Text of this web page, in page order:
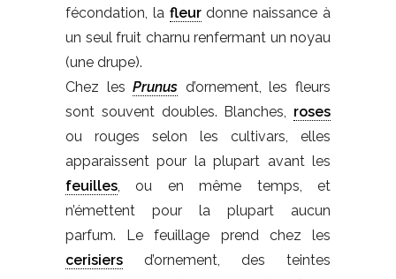
fécondation, la fleurdonne naissance à
un seul fruit charnu renfermant un noyau
(une drupe).
Chez lesPrunus d’ornement, les fleurs
sont souvent doubles. Blanches, roses
ou rouges selon les cultivars, elles
apparaissent pour la plupart avant les
feuilles, ou en même temps, et
n’émettent pour la plupart aucun
parfum. Le feuillage prend chez les
cerisiers d’ornement, des teintes